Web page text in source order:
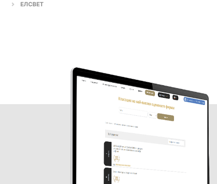
ЕЛСВЕТ